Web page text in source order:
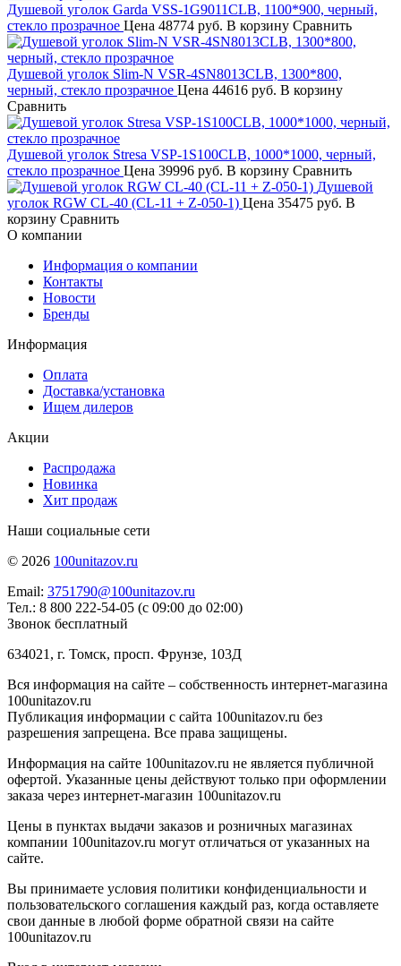
Душевой уголок Garda VSS-1G9011CLB, 1100*900, черный,
стекло прозрачное Цена 48774 руб. В корзину Сравнить
Душевой уголок Slim-N VSR-4SN8013CLB, 1300*800,
черный, стекло прозрачное Цена 44616 руб. В корзину
Сравнить
Душевой уголок Stresa VSP-1S100CLB, 1000*1000, черный,
стекло прозрачное Цена 39996 руб. В корзину Сравнить
Душевой
уголок RGW CL-40 (CL-11 + Z-050-1) Цена 35475 руб. В
корзину Сравнить
О компании
Информация о компании
Контакты
Новости
Бренды
Информация
Оплата
Доставка/установка
Ищем дилеров
Акции
Распродажа
Новинка
Хит продаж
Наши социальные сети
© 2026 100unitazov.ru
Email: 3751790@100unitazov.ru
Тел.: 8 800 222-54-05 (с 09:00 до 02:00)
Звонок бесплатный
634021, г. Томск, просп. Фрунзе, 103Д
Вся информация на сайте – собственность интернет-магазина
100unitazov.ru
Публикация информации с сайта 100unitazov.ru без
разрешения запрещена. Все права защищены.
Информация на сайте 100unitazov.ru не является публичной
офертой. Указанные цены действуют только при оформлении
заказа через интернет-магазин 100unitazov.ru
Цены в пунктах выдачи заказов и розничных магазинах
компании 100unitazov.ru могут отличаться от указанных на
сайте.
Вы принимаете условия политики конфиденциальности и
пользовательского соглашения каждый раз, когда оставляете
свои данные в любой форме обратной связи на сайте
100unitazov.ru